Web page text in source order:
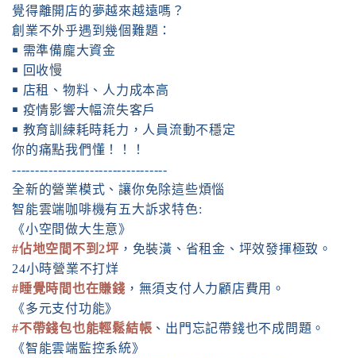
覺得離開店的夢越來越遠嗎？
創業不外乎遇到幾個難題：
￭ 需準備龐大資金
￭ 回收慢
￭ 店租、物料、人力成本高
￭ 疫情影響大幅流失客戶
￭ 教育訓練耗時耗力，人員流動不穩定
你的痛點我們懂！！！
----------------------------------
全新的營業模式、讓你免除這些煩惱
智能雲端咖啡機有五大訴求特色:
《小空間做大生意》
#佔地空間不到2坪 ，免裝潢、省租金、坪效發揮極致。
24小時營業不打烊
#睡覺時間也在賺錢 ，無須支付人力顧店費用。
《多元支付功能》
#不帶錢包也能輕鬆結帳 、出門忘記帶錢也不成問題。
《智能雲端監控系統》